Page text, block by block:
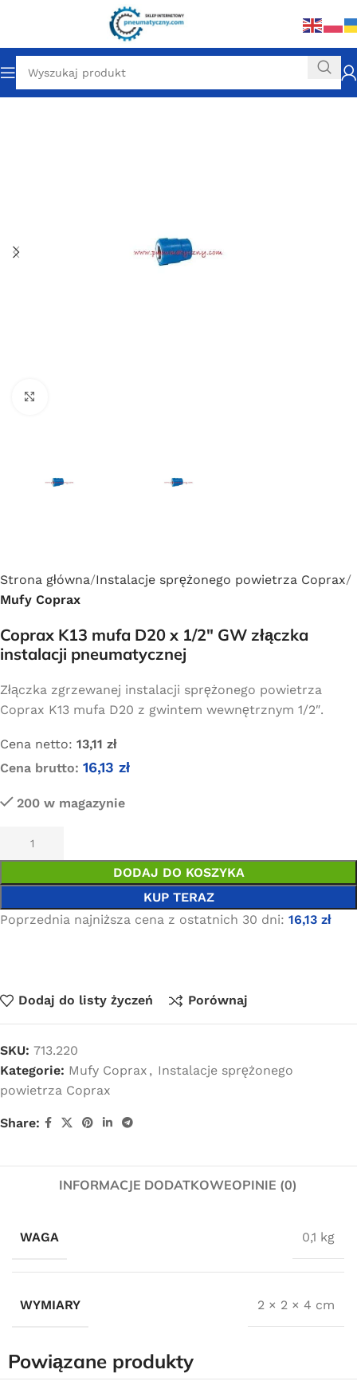
Strona główna Instalacje sprężonego powietrza Coprax
Mufy Coprax
Coprax K13 mufa D20 x 1/2″ GW złączka
instalacji pneumatycznej
Złączka zgrzewanej instalacji sprężonego powietrza
Coprax K13 mufa D20 z gwintem wewnętrznym 1/2″.
Cena netto: 13,11 zł
Cena brutto: 16,13 zł
200 w magazynie
DODAJ DO KOSZYKA
KUP TERAZ
Poprzednia najniższa cena z ostatnich 30 dni: 16,13 zł
Dodaj do listy życzeń Porównaj
SKU: 713.220
Kategorie: Mufy Coprax , Instalacje sprężonego
powietrza Coprax
Share:
INFORMACJE DODATKOWEOPINIE (0)
WAGA 0,1 kg
WYMIARY 2 × 2 × 4 cm
Powiązane produkty